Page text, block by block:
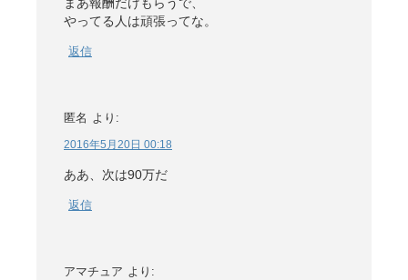
まあ報酬だけもらうで、
やってる人は頑張ってな。
返信
匿名 より:
2016年5月20日 00:18
ああ、次は90万だ
返信
アマチュア より: